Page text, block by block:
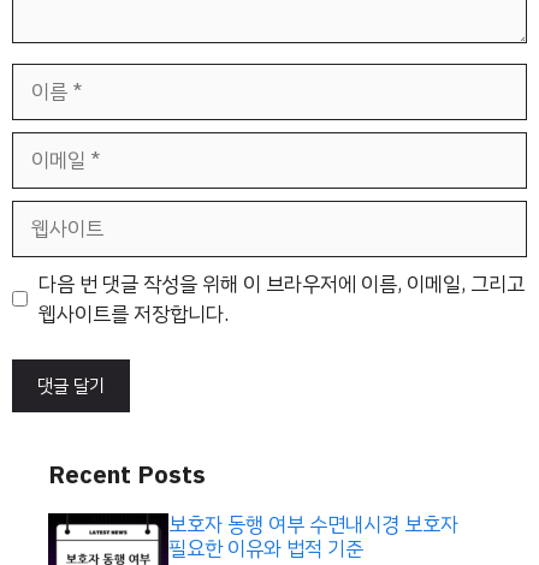
일
트
다음 번 댓글 작성을 위해 이 브라우저에 이름, 이메일, 그리고
웹사이트를 저장합니다.
Recent Posts
보호자 동행 여부 수면내시경 보호자
필요한 이유와 법적 기준